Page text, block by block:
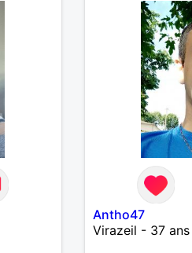
Antho47
Virazeil - 37 ans